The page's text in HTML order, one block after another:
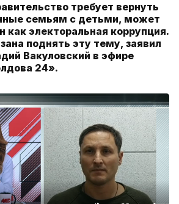
требует вернуть
семьям с детьми, может
как электоральная коррупция.
поднять эту тему, заявил
Вакуловский в эфире
24».